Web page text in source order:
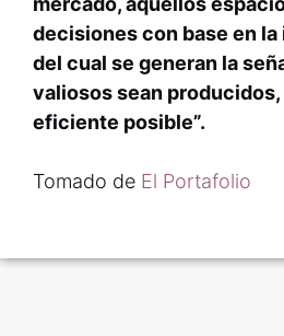
decisiones con base en
del cual se generan la
valiosos sean
eficiente posible”.
Tomado de El Portafolio